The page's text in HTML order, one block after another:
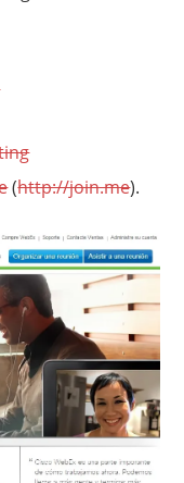
(http://join.me).